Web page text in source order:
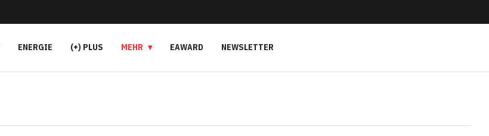
ENERGIE (+) PLUS MEHR EAWARD NEWSLETTER